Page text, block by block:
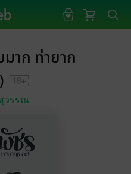
าก ท่ายาก
วรรณ